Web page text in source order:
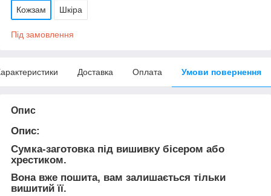
Кожзам Шкіра
Під замовлення
Доставка Оплата Умови повернення
Опис
Опис:
Сумка-заготовка під вишивку бісером або
хрестиком.
Вона вже пошита, вам залишається тільки
вишитий її.